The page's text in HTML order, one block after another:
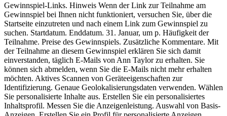
Gewinnspiel-Links. Hinweis Wenn der Link zur Teilnahme am
Gewinnspiel bei Ihnen nicht funktioniert, versuchen Sie, über die
Startseite einzutreten und nach einem Link zum Gewinnspiel zu
suchen. Startdatum. Enddatum. 31. Januar, um p. Häufigkeit der
Teilnahme. Preise des Gewinnspiels. Zusätzliche Kommentare. Mit
der Teilnahme an diesem Gewinnspiel erklären Sie sich damit
einverstanden, täglich E-Mails von Ann Taylor zu erhalten. Sie
können sich abmelden, wenn Sie die E-Mails nicht mehr erhalten
möchten. Aktives Scannen von Geräteeigenschaften zur
Identifizierung. Genaue Geolokalisierungsdaten verwenden. Wählen
Sie personalisierte Inhalte aus. Erstellen Sie ein personalisiertes
Inhaltsprofil. Messen Sie die Anzeigenleistung. Auswahl von Basis-